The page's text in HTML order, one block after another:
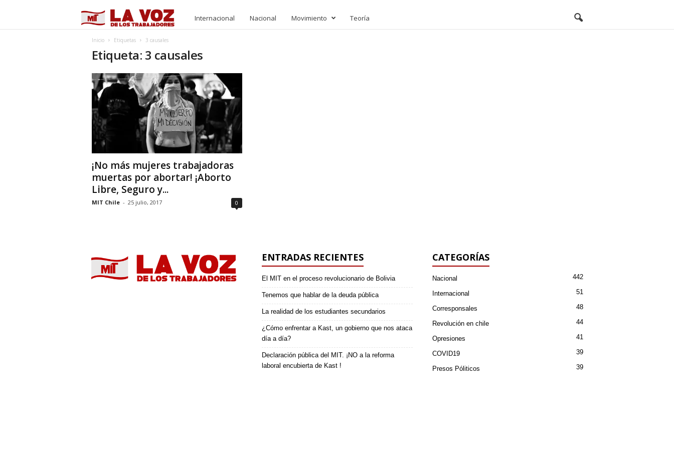
T
Internacional Nacional Movimiento Teoría
Inicio Etiquetas 3 causales
Etiqueta: 3 causales
¡No más mujeres trabajadoras
muertas por abortar! ¡Aborto
Libre, Seguro y...
MIT Chile - 25 julio, 2017 0
ENTRADAS RECIENTES
El MIT en el proceso revolucionario de Bolivia
Tenemos que hablar de la deuda pública
La realidad de los estudiantes secundarios
¿Cómo enfrentar a Kast, un gobierno que nos ataca
día a día?
Declaración pública del MIT. ¡NO a la reforma
laboral encubierta de Kast !
CATEGORÍAS
Nacional 442
Internacional 51
Corresponsales 48
Revolución en chile 44
Opresiones 41
COVID19 39
Presos Póliticos 39